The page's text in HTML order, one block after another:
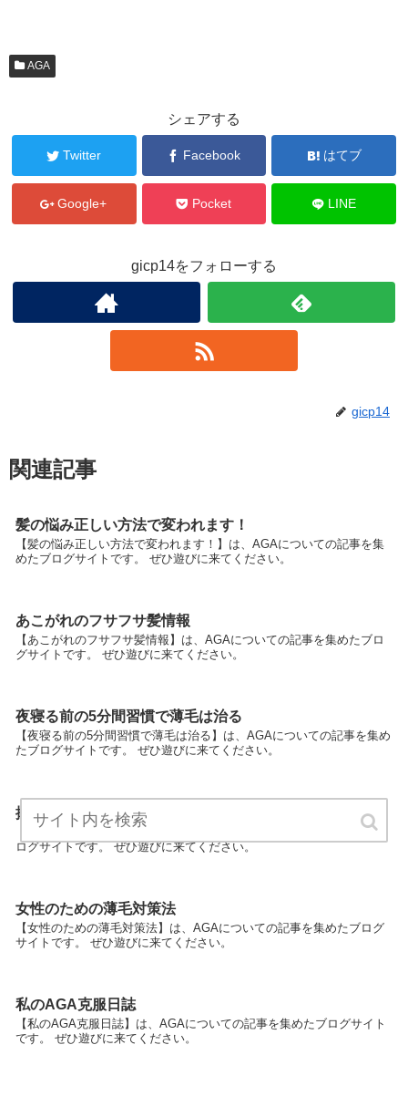
AGA
シェアする
Twitter Facebook はてブ
Google+ Pocket LINE
gicp14をフォローする
gicp14
関連記事
髪の悩み正しい方法で変われます！
【髪の悩み正しい方法で変われます！】は、AGAについての記事を集
めたブログサイトです。 ぜひ遊びに来てください。
あこがれのフサフサ髪情報
【あこがれのフサフサ髪情報】は、AGAについての記事を集めたブロ
グサイトです。 ぜひ遊びに来てください。
夜寝る前の5分間習慣で薄毛は治る
【夜寝る前の5分間習慣で薄毛は治る】は、AGAについての記事を集め
たブログサイトです。 ぜひ遊びに来てください。
抜け毛から始まるAGA全記録
【抜け毛から始まるAGA全記録】は、AGAについての記事を集めたブ
ログサイトです。 ぜひ遊びに来てください。
女性のための薄毛対策法
【女性のための薄毛対策法】は、AGAについての記事を集めたブログ
サイトです。 ぜひ遊びに来てください。
私のAGA克服日誌
【私のAGA克服日誌】は、AGAについての記事を集めたブログサイト
です。 ぜひ遊びに来てください。